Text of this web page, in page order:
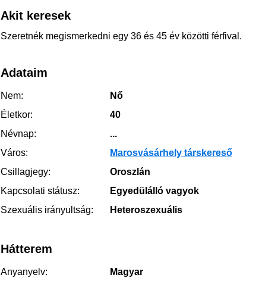
Akit keresek
Szeretnék megismerkedni egy 36 és 45 év közötti férfival.
Adataim
Nem:
Nő
Életkor:
40
Névnap:
...
Város:
Marosvásárhely társkereső
Csillagjegy:
Oroszlán
Kapcsolati státusz:
Egyedülálló vagyok
Szexuális irányultság:
Heteroszexuális
Hátterem
Anyanyelv: Magyar